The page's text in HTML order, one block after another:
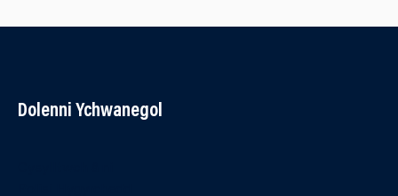
Dolenni Ychwanegol